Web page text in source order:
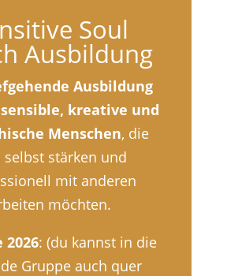
Soul
Ausbildung
Ausbildung
kreative und
Menschen, die
selbst stärken und
mit anderen
möchten.
2026: (du kannst in die
Gruppe auch quer